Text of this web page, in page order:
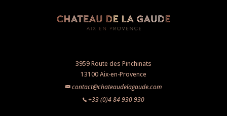
3959 Route des Pinchinats
13100 Aix-en-Provence
contact@chateaudelagaude.com
+33 (0)4 84 930 930